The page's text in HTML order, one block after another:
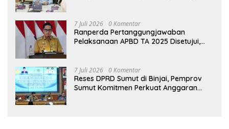
7 Juli 2026 0 Komentar
Ranperda Pertanggungjawaban
Pelaksanaan APBD TA 2025 Disetujui,
7 Juli 2026 0 Komentar
Reses DPRD Sumut di Binjai, Pemprov
Sumut Komitmen Perkuat Anggaran